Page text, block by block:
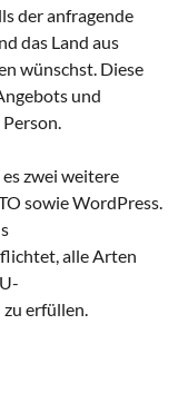
der anfragende
das Land aus
wünschst. Diese
und
zwei weitere
sowie WordPress.
alle Arten
erfüllen.